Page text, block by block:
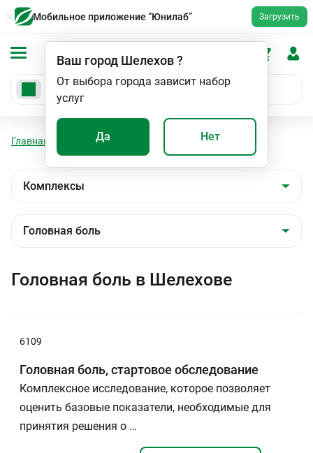
Мобильное приложение “Юнилаб” Загрузить
Ваш город Шелехов?
От выбора города зависит набор
услуг
Да Нет
Главная Анализы Головная боль
Головная боль в Шелехове
6109
Головная боль, стартовое обследование
Комплексное исследование, которое позволяет
оценить базовые показатели, необходимые для
принятия решения о …